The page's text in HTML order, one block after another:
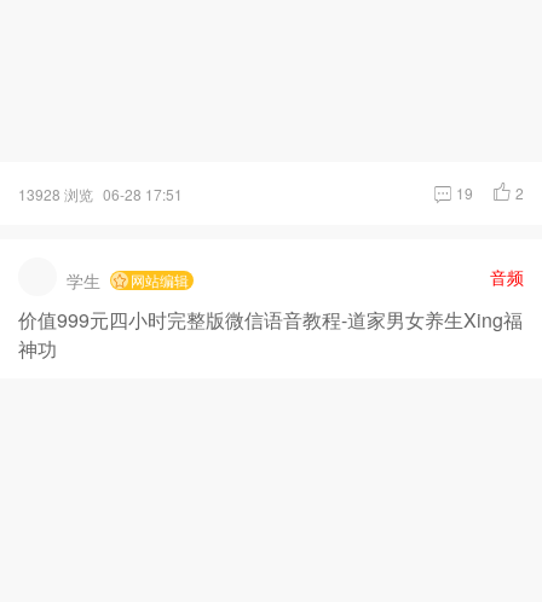
13928 浏览 06-28 17:51 19 2
学生 网站编辑 音频
价值999元四小时完整版微信语音教程-道家男女养生Xing福
神功